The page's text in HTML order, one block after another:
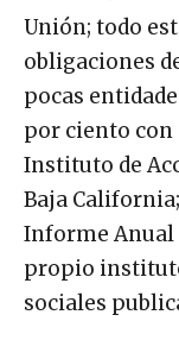
Unión; todo
obligaciones
pocas
por ciento con
Instituto de
Baja
Informe Anual
propio
sociales